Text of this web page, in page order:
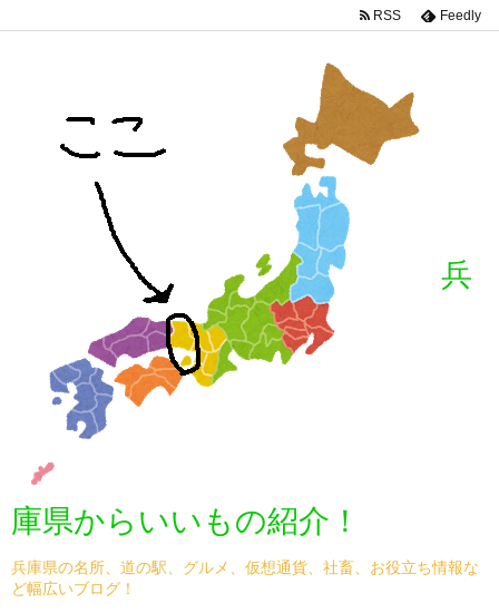
兵
庫県からいいもの紹介！
兵庫県の名所、道の駅、グルメ、仮想通貨、社畜、お役立ち情報な
ど幅広いブログ！
RSS Feedly